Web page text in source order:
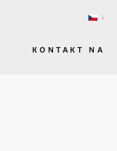
KONTAKT NA